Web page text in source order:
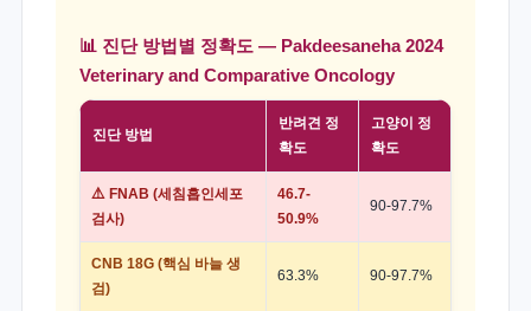
📊 진단 방법별 정확도 — Pakdeesaneha 2024
Veterinary and Comparative Oncology
진단 방법
반려견 정
확도
고양이 정
확도
⚠️ FNAB (세침흡인세포
검사)
46.7-
50.9%
90-97.7%
CNB 18G (핵심 바늘 생
검)
63.3% 90-97.7%